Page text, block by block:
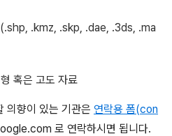
(.shp, .kmz, .skp, .dae, .3ds, .ma
혹은 고도 자료
의향이 있는 기관은 연락용 폼(con
로 연락하시면 됩니다.